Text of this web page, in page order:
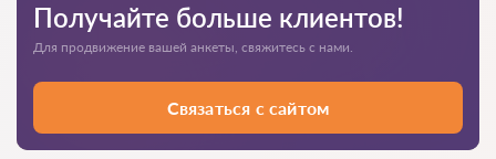
Получайте больше клиентов!
Для продвижение вашей анкеты, свяжитесь с нами.
Связаться с сайтом